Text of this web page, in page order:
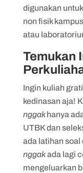
digunakan
non fisik
atau
Temukan
Ingin kuliah
kedinasan aja!
nggakhanya
UTBK dan
ada latihan soal
nggakada lagi
mengeluarkan